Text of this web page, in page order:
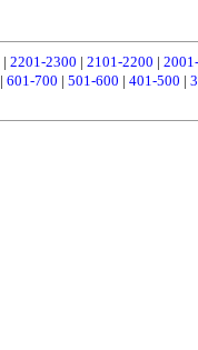
| 2201-2300 | 2101-2200 |
| 601-700 | 501-600 | 401-500 |